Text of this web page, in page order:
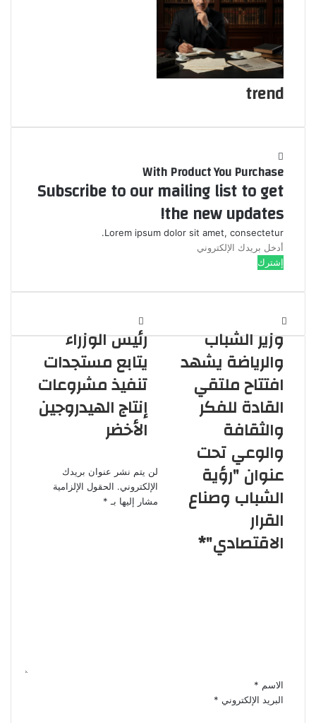
trend
With Product You Purchase
Subscribe to our mailing list to get
the new updates!
Lorem ipsum dolor sit amet, consectetur.
أ
د
ل
ر
ي
د
ك
ا
إ
ل
ك
ت
ر
ي
وزير الشباب
والرياضة يشهد
افتتاح ملتقي
القادة للفكر
والثقافة
والوعي تحت
عنوان "رؤية
الشباب وصناع
القرار
الاقتصادي"*
رئيس الوزراء
يتابع مستجدات
تنفيذ مشروعات
إنتاج الهيدروجين
الأخضر
لن يتم نشر عنوان بريدك
الإلكتروني. الحقول الإلزامية
مشار إليها بـ *
الاسم *
البريد الإلكتروني *